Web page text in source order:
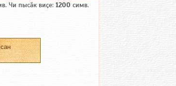
Чи пысӑк виҫе: 1200 симв.